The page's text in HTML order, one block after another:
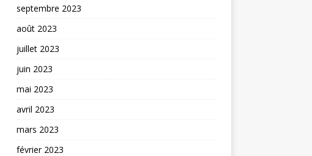
septembre 2023
août 2023
juillet 2023
juin 2023
mai 2023
avril 2023
mars 2023
février 2023